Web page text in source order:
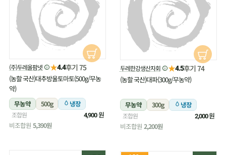
(주)두레올팜넷 ★4.4후기 75
(농할 국산)대추방울토마토(500g/무농
약)
무농약
500g 냉장
조합원 4,900원
비조합원 5,390원
두레한강생산자회 ★4.5후기 74
(농할 국산)대파(300g/무농약)
무농약 300g 냉장
조합원 2,000원
비조합원 2,200원